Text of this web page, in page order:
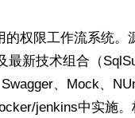
的权限工作流系统。
最新技术组合（
、Mock、
jenkins中实施